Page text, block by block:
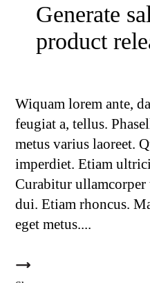
Generate
product
Wiquam lorem ante,
feugiat a, tellus.
metus varius laoreet.
imperdiet. Etiam
Curabitur
dui. Etiam rhoncus.
eget metus.